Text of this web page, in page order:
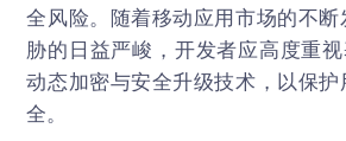
全风险。随着移动应用市场的不
胁的日益严峻，开发者应高度重
动态加密与安全升级技术，以保
全。